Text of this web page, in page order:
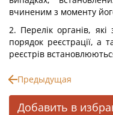
вчиненим з моменту
2. Перелік органів,
порядок реєстрації, а
реєстрів
Предыдущая
Добавить в